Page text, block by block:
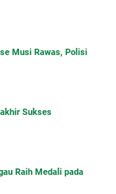
Musi Rawas, Polisi
Sukses
Raih Medali pada